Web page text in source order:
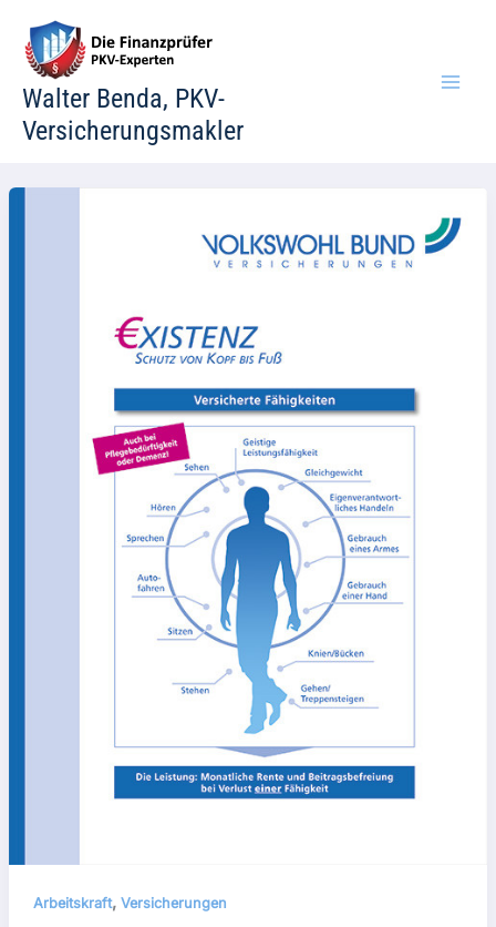
Inhalt
springen
Walter Benda, PKV-
Versicherungsmakler
Arbeitskraft, Versicherungen